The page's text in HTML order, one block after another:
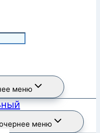
меню
меню